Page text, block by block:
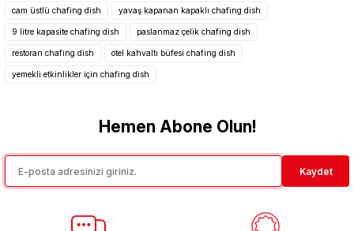
Ürün resmi kalitesiz, bozuk veya görüntülenemiyor.
Ürün açıklamasında eksik bilgiler bulunuyor.
Ürün bilgilerinde hatalar bulunuyor.
Bu ürüne benzer farklı alternatifler olmalı.
cam üstlü chafing dish yavaş kapanan kapaklı chafing dish
9 litre kapasite chafing dish paslanmaz çelik chafing dish
restoran chafing dish otel kahvaltı büfesi chafing dish
yemekli etkinlikler için chafing dish
Hemen Abone Olun!
Kaydet